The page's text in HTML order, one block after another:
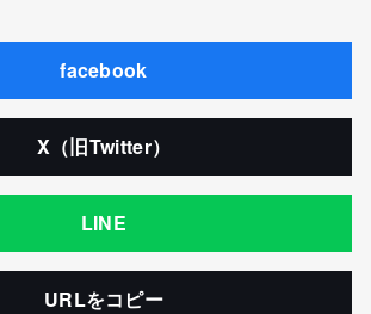
facebook
X（旧Twitter）
LINE
URLをコピー